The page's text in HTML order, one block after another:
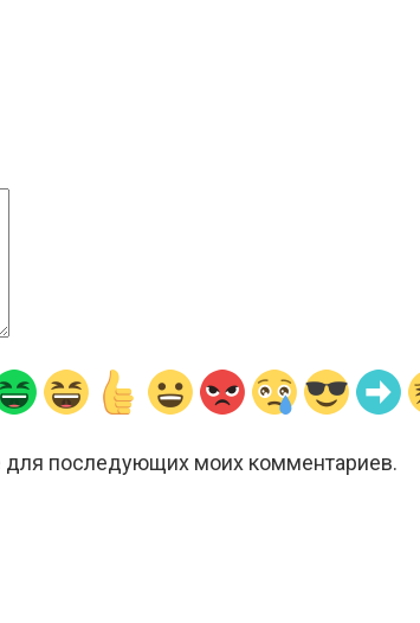
для последующих моих комментариев.